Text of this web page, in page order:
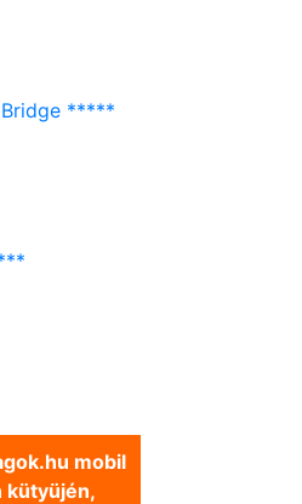
*****
mobil
kütyüjén,